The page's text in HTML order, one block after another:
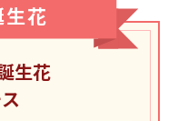
生花
生花